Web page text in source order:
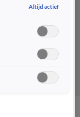
Altijd actief